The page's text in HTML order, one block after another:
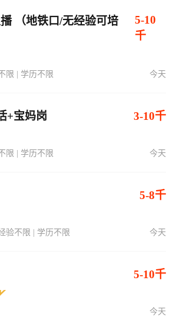
（地铁口/无经验可培
5-10
千
限 | 学历不限 今天
+宝妈岗 3-10千
限 | 学历不限 今天
5-8千
验不限 | 学历不限 今天
5-10千
今天